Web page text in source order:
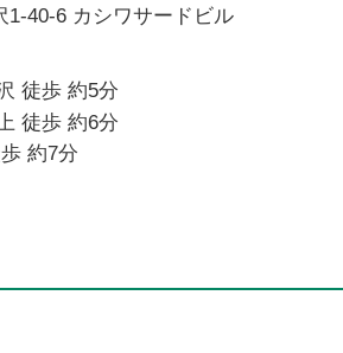
1-40-6 カシワサードビル
徒歩 約5分
徒歩 約6分
約7分